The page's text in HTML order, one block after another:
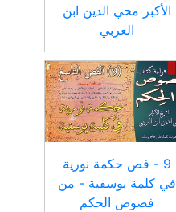
الأكبر محي الدين ابن
العربي
9 - فص حكمة نورية
في كلمة يوسفية - من
فصوص الحكم